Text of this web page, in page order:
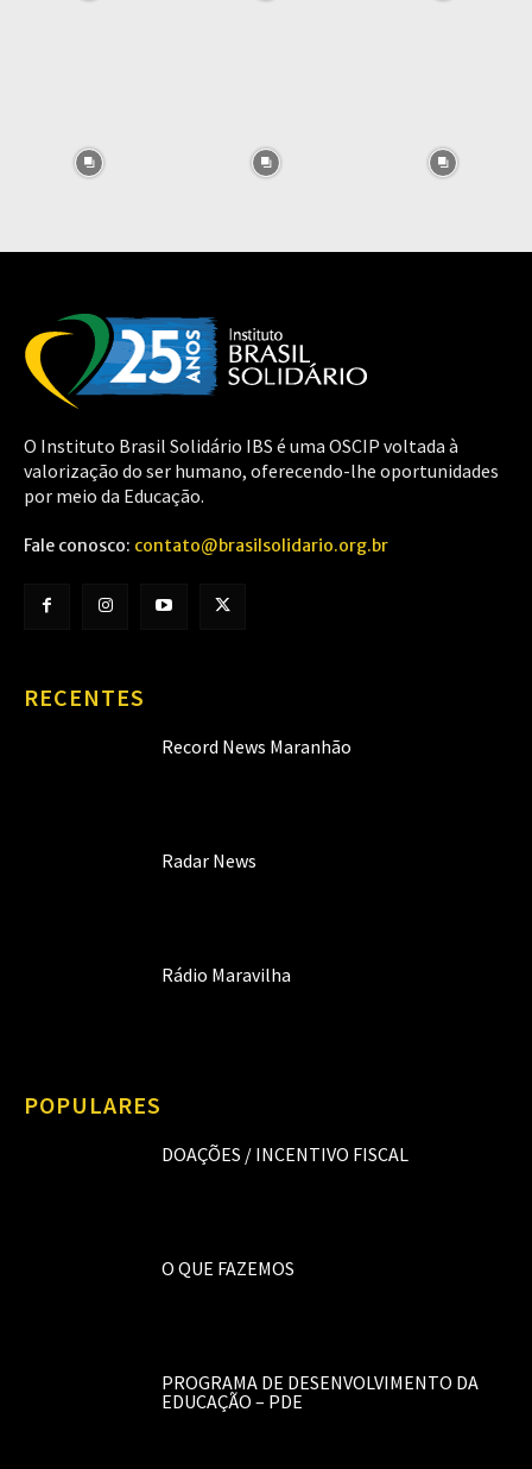
O Instituto Brasil Solidário IBS é uma OSCIP voltada à
valorização do ser humano, oferecendo-lhe oportunidades
por meio da Educação.
Fale conosco: contato@brasilsolidario.org.br
RECENTES
Record News Maranhão
Radar News
Rádio Maravilha
POPULARES
DOAÇÕES / INCENTIVO FISCAL
O QUE FAZEMOS
PROGRAMA DE DESENVOLVIMENTO DA
EDUCAÇÃO – PDE